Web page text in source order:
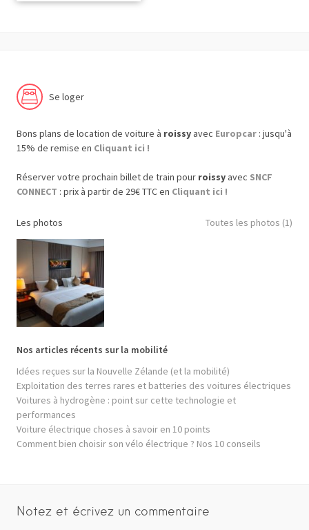
Se loger
Bons plans de location de voiture à roissy avec Europcar : jusqu'à
15% de remise en Cliquant ici !
Réserver votre prochain billet de train pour roissy avec SNCF
CONNECT : prix à partir de 29€ TTC en Cliquant ici !
Les photos Toutes les photos (1)
Nos articles récents sur la mobilité
Idées reçues sur la Nouvelle Zélande (et la mobilité)
Exploitation des terres rares et batteries des voitures électriques
Voitures à hydrogène : point sur cette technologie et
performances
Voiture électrique choses à savoir en 10 points
Comment bien choisir son vélo électrique ? Nos 10 conseils
Notez et écrivez un commentaire